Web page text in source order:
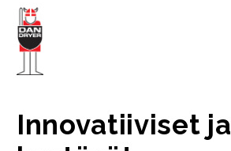
Innovatiiviset ja